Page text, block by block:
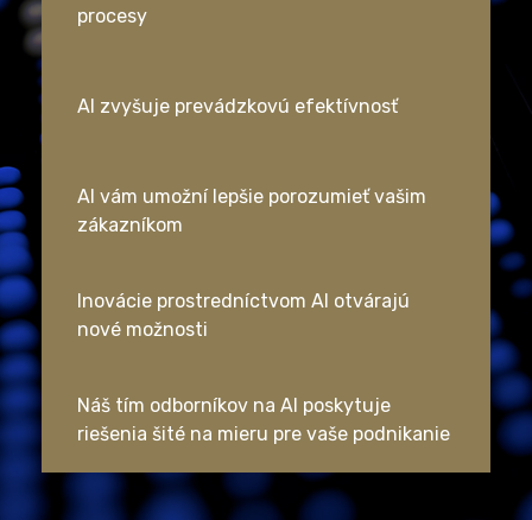
procesy
AI zvyšuje prevádzkovú efektívnosť
AI vám umožní lepšie porozumieť vašim
zákazníkom
Inovácie prostredníctvom AI otvárajú
nové možnosti
Náš tím odborníkov na AI poskytuje
riešenia šité na mieru pre vaše podnikanie